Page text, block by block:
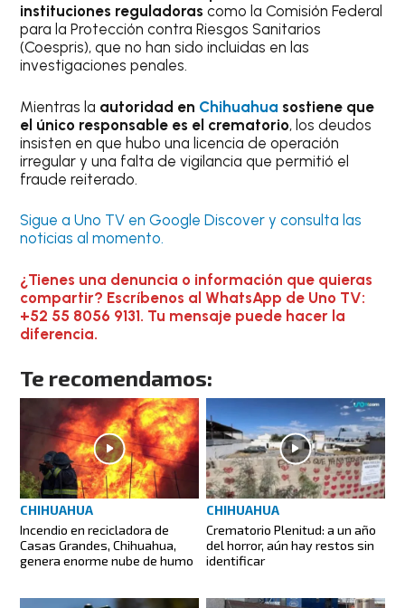
instituciones reguladoras como la Comisión Federal
para la Protección contra Riesgos Sanitarios
(Coespris), que no han sido incluidas en las
investigaciones penales.
Mientras la autoridad en Chihuahua sostiene que
el único responsable es el crematorio, los deudos
insisten en que hubo una licencia de operación
irregular y una falta de vigilancia que permitió el
fraude reiterado.
Sigue a Uno TV en Google Discover y consulta las
noticias al momento.
¿Tienes una denuncia o información que quieras
compartir? Escríbenos al WhatsApp de Uno TV:
+52 55 8056 9131. Tu mensaje puede hacer la
diferencia.
Te recomendamos:
CHIHUAHUA
Incendio en recicladora de
Casas Grandes, Chihuahua,
genera enorme nube de humo
CHIHUAHUA
Crematorio Plenitud: a un año
del horror, aún hay restos sin
identificar